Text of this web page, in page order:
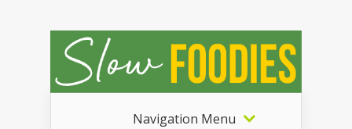
Navigation Menu